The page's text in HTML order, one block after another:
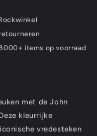
items op voorraad
met de John
kleurrijke
vredesteken